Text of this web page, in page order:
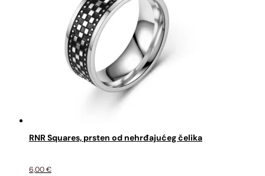
RNR Squares, prsten od nehrđajućeg čelika
6,00€